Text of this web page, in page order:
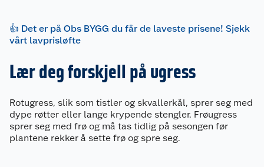
👍 Det er på Obs BYGG du får de laveste prisene! Sjekk
vårt lavprisløfte
Lær deg forskjell på ugress
Rotugress, slik som tistler og skvallerkål, sprer seg med
dype røtter eller lange krypende stengler. Frøugress
sprer seg med frø og må tas tidlig på sesongen før
plantene rekker å sette frø og spre seg.